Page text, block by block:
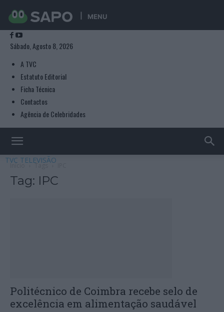
MENU
Sábado, Agosto 8, 2026
A TVC
Estatuto Editorial
Ficha Técnica
Contactos
Agência de Celebridades
TVC TELEVISÃO
Início Tags
Tag: IPC
Politécnico de Coimbra recebe selo de
excelência em alimentação saudável